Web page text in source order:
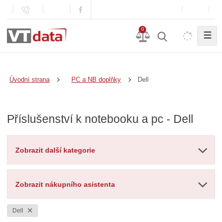
0
☰
Úvodní strana PC a NB doplňky Dell
Příslušenství k notebooku a pc - Dell
Zobrazit další kategorie
Zobrazit nákupního asistenta
Dell